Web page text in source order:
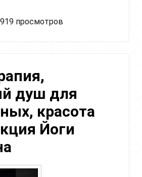
просмотров
душ для
красота
Йоги